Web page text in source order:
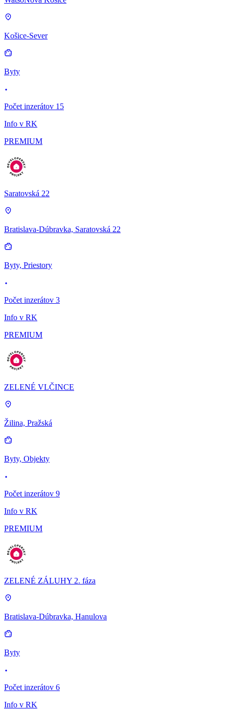
Košice-Sever
Byty
Počet inzerátov 15
Info v RK
PREMIUM
Saratovská 22
Bratislava-Dúbravka, Saratovská 22
Byty, Priestory
Počet inzerátov 3
Info v RK
PREMIUM
ZELENÉ VLČINCE
Žilina, Pražská
Byty, Objekty
Počet inzerátov 9
Info v RK
PREMIUM
ZELENÉ ZÁLUHY 2. fáza
Bratislava-Dúbravka, Hanulova
Byty
Počet inzerátov 6
Info v RK